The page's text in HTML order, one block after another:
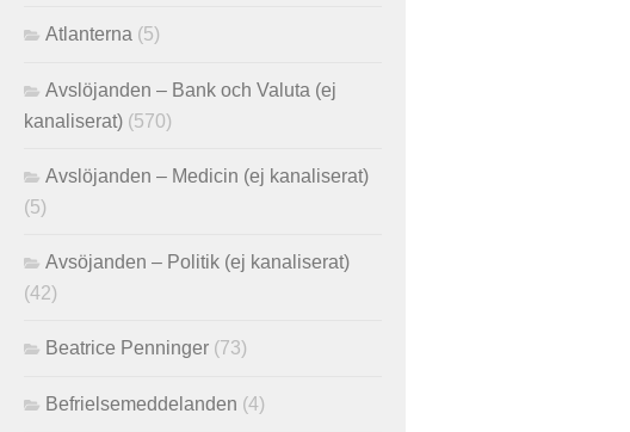
Atlanterna (5)
Avslöjanden – Bank och Valuta (ej
kanaliserat) (570)
Avslöjanden – Medicin (ej kanaliserat)
(5)
Avsöjanden – Politik (ej kanaliserat)
(42)
Beatrice Penninger (73)
Befrielsemeddelanden (4)